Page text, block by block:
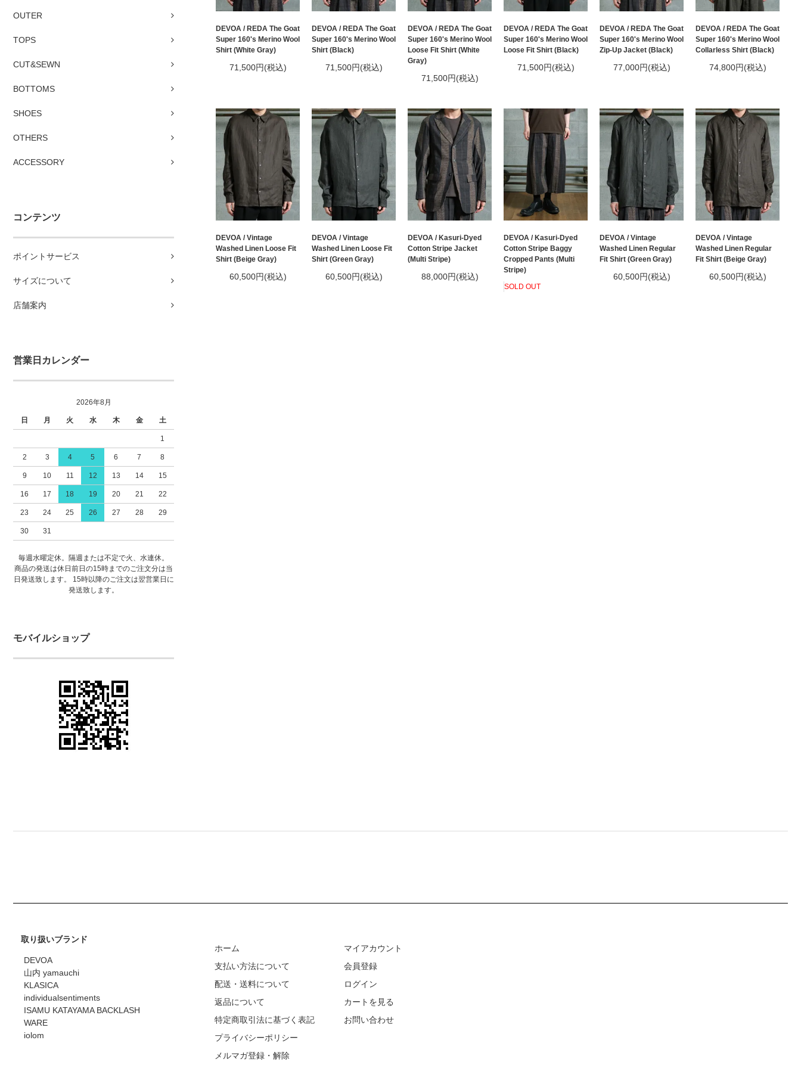
OUTER
TOPS
CUT&SEWN
BOTTOMS
SHOES
OTHERS
ACCESSORY
コンテンツ
ポイントサービス
サイズについて
店舗案内
営業日カレンダー
2026年8月
日 月 火 水 木 金 土
1
2 3 4 5 6 7 8
9 10 11 12 13 14 15
16 17 18 19 20 21 22
23 24 25 26 27 28 29
30 31
毎週水曜定休。隔週または不定で火、水連休。
商品の発送は休日前日の15時までのご注文分は当
日発送致します。 15時以降のご注文は翌営業日に
発送致します。
モバイルショップ
DEVOA / REDA The Goat
Super 160's Merino Wool
Shirt (White Gray)
71,500円(税込)
DEVOA / REDA The Goat
Super 160's Merino Wool
Shirt (Black)
71,500円(税込)
DEVOA / REDA The Goat
Super 160's Merino Wool
Loose Fit Shirt (White
Gray)
71,500円(税込)
DEVOA / REDA The Goat
Super 160's Merino Wool
Loose Fit Shirt (Black)
71,500円(税込)
DEVOA / REDA The Goat
Super 160's Merino Wool
Zip-Up Jacket (Black)
77,000円(税込)
DEVOA / REDA The Goat
Super 160's Merino Wool
Collarless Shirt (Black)
74,800円(税込)
DEVOA / Vintage
Washed Linen Loose Fit
Shirt (Beige Gray)
60,500円(税込)
DEVOA / Vintage
Washed Linen Loose Fit
Shirt (Green Gray)
60,500円(税込)
DEVOA / Kasuri-Dyed
Cotton Stripe Jacket
(Multi Stripe)
88,000円(税込)
DEVOA / Kasuri-Dyed
Cotton Stripe Baggy
Cropped Pants (Multi
Stripe)
SOLD OUT
DEVOA / Vintage
Washed Linen Regular
Fit Shirt (Green Gray)
60,500円(税込)
DEVOA / Vintage
Washed Linen Regular
Fit Shirt (Beige Gray)
60,500円(税込)
取り扱いブランド
DEVOA
山内 yamauchi
KLASICA
individualsentiments
ISAMU KATAYAMA BACKLASH
WARE
iolom
ホーム
支払い方法について
配送・送料について
返品について
特定商取引法に基づく表記
プライバシーポリシー
メルマガ登録・解除
マイアカウント
会員登録
ログイン
カートを見る
お問い合わせ